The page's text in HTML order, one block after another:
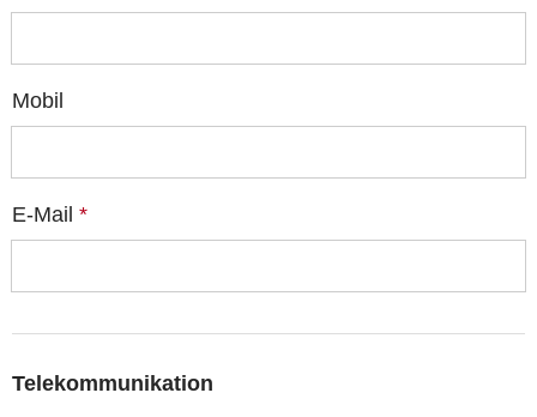
Mobil
E-Mail *
Telekommunikation